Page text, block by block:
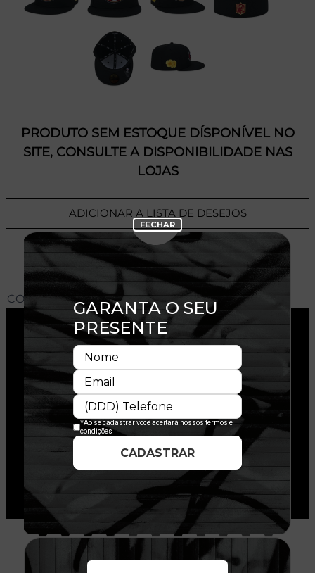
PRODUTO SEM ESTOQUE DÍSPONÍVEL NO
SITE, CONSULTE A DISPONIBILIDADE NAS
LOJAS
ADICIONAR A LISTA DE DESEJOS
CONHEÇA O MODELO DO BONÉ